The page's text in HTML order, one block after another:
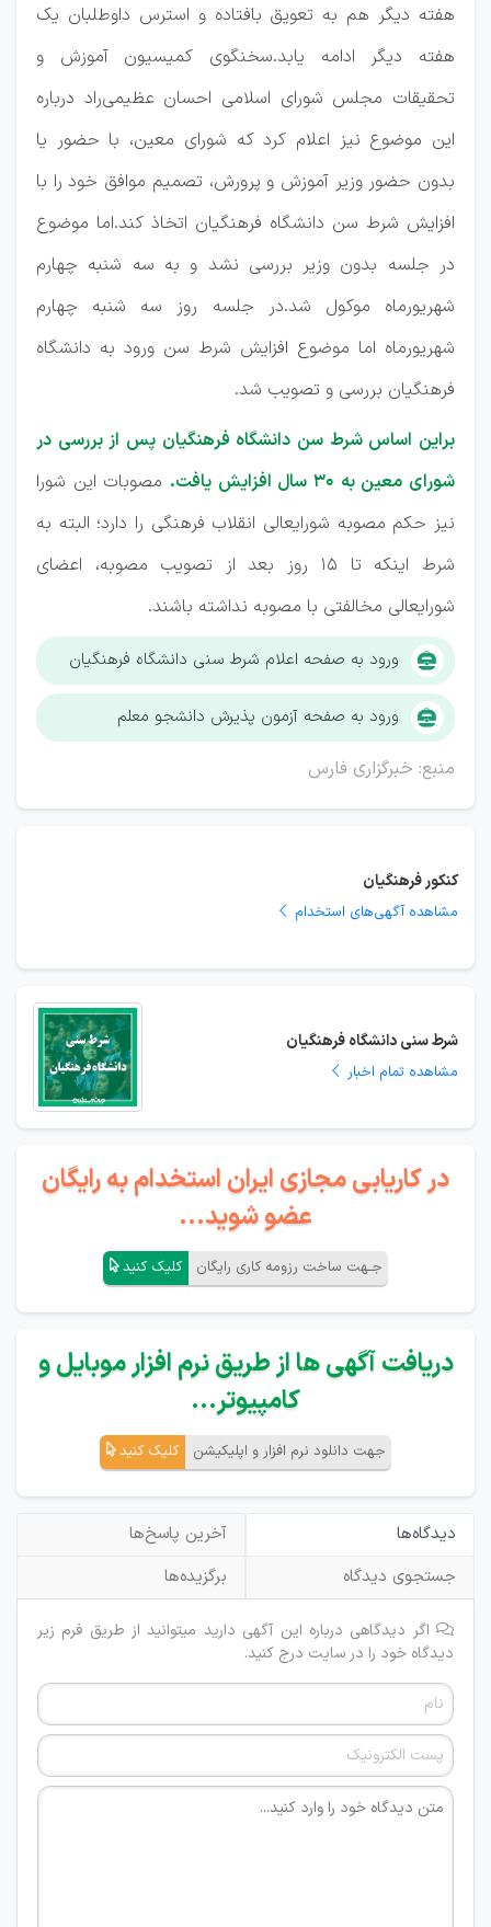
هفته دیگر هم به تعویق بافتاده و استرس داوطلبان یک
هفته دیگر ادامه یابد.سخنگوی کمیسیون آموزش و
تحقیقات مجلس شورای اسلامی احسان عظیمی‌راد درباره
این موضوع نیز اعلام کرد که شورای معین، با حضور یا
بدون حضور وزیر آموزش و پرورش، تصمیم موافق خود را با
افزایش شرط سن دانشگاه فرهنگیان اتخاذ کند.اما موضوع
در جلسه بدون وزیر بررسی نشد و به سه شنبه چهارم
شهریورماه موکول شد.در جلسه روز سه شنبه چهارم
شهریورماه اما موضوع افزایش شرط سن ورود به دانشگاه
فرهنگیان بررسی و تصویب شد.
براین اساس شرط سن دانشگاه فرهنگیان پس از بررسی در
شورای معین به ۳۰ سال افزایش یافت.
مصوبات این شورا
نیز حکم مصوبه شورایعالی انقلاب فرهنگی را دارد؛ البته به
شرط اینکه تا 15 روز بعد از تصویب مصوبه، اعضای
شورایعالی مخالفتی با مصوبه نداشته باشند.
ورود به صفحه اعلام شرط سنی دانشگاه فرهنگیان
ورود به صفحه آزمون پذیرش دانشجو معلم
منبع: خبرگزاری فارس
کنکور فرهنگیان
مشاهده آگهی‌های استخدام
شرط سنی دانشگاه فرهنگیان
مشاهده تمام اخبار
در کاریابی مجازی ایران استخدام به رایگان
عضو شوید...
جـهت ساخت رزومه کاری رایگان کلیک کنید
دریافت آگهی ها از طریق نرم افزار موبایل و
کامپیوتر...
جهت دانلود نرم افزار و اپلیکیشن کلیک کنید
دیدگاه‌ها
آخرین پاسخ‌ها
جستجوی دیدگاه
برگزیده‌ها
اگر دیدگاهی درباره این آگهی دارید میتوانید از طریق فرم زیر
دیدگاه خود را در سایت درج کنید.